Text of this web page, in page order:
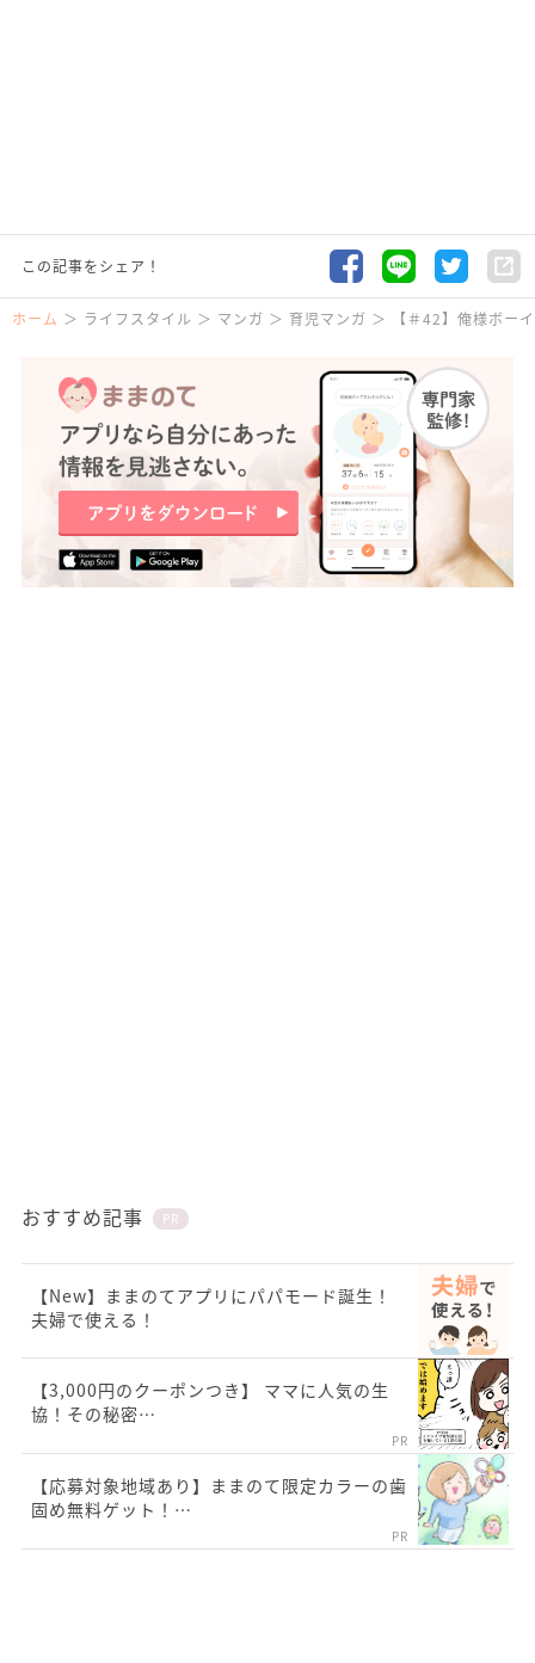
この記事をシェア！
ホーム ライフスタイル マンガ 育児マンガ 【＃42】俺様ボー
おすすめ記事 PR
【New】ままのてアプリにパパモード誕生！
夫婦で使える！
【3,000円のクーポンつき】 ママに人気の生
協！その秘密…
PR
【応募対象地域あり】ままのて限定カラーの歯
固め無料ゲット！…
PR